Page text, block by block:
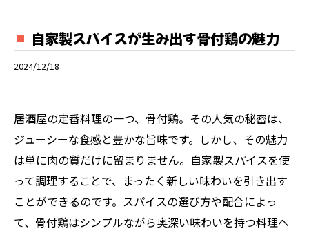
自家製スパイスが生み出す骨付鶏の魅力
2024/12/18
居酒屋の定番料理の一つ、骨付鶏。その人気の秘密は、
ジューシーな食感と豊かな旨味です。しかし、その魅力
は単に肉の質だけに留まりません。自家製スパイスを使
って調理することで、まったく新しい味わいを引き出す
ことができるのです。スパイスの選び方や配合によっ
て、骨付鶏はシンプルながら奥深い味わいを持つ料理へ